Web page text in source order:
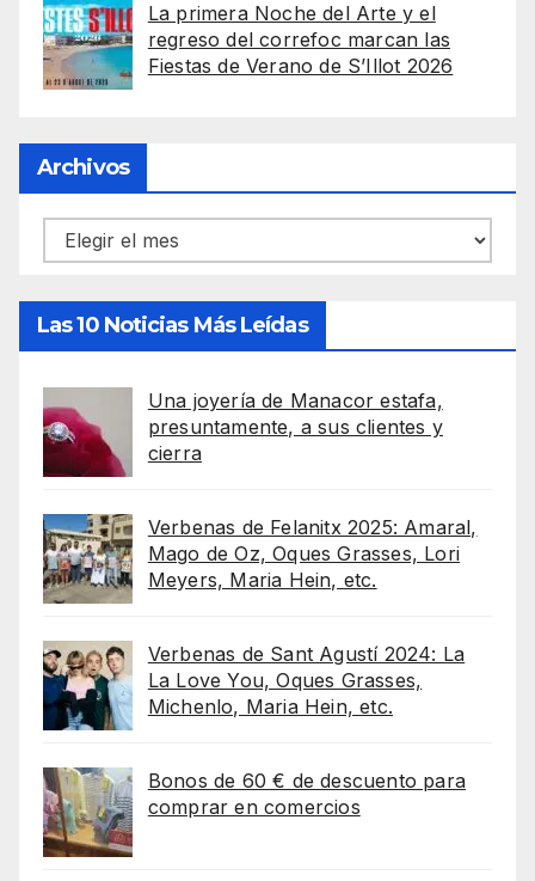
La primera Noche del Arte y el
regreso del correfoc marcan las
Fiestas de Verano de S’Illot 2026
Archivos
Archivos
Las 10 Noticias Más Leídas
Una joyería de Manacor estafa,
presuntamente, a sus clientes y
cierra
Verbenas de Felanitx 2025: Amaral,
Mago de Oz, Oques Grasses, Lori
Meyers, Maria Hein, etc.
Verbenas de Sant Agustí 2024: La
La Love You, Oques Grasses,
Michenlo, Maria Hein, etc.
Bonos de 60 € de descuento para
comprar en comercios